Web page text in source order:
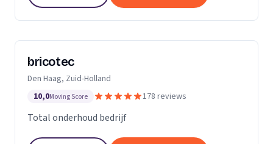
bricotec
Den Haag, Zuid-Holland
10,0Moving Score 178 reviews
Total onderhoud bedrijf